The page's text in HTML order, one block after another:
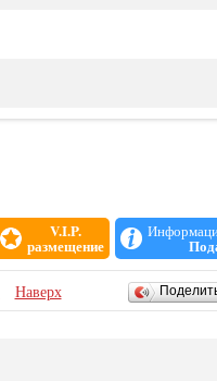
V.I.P.
размещение
Наверх